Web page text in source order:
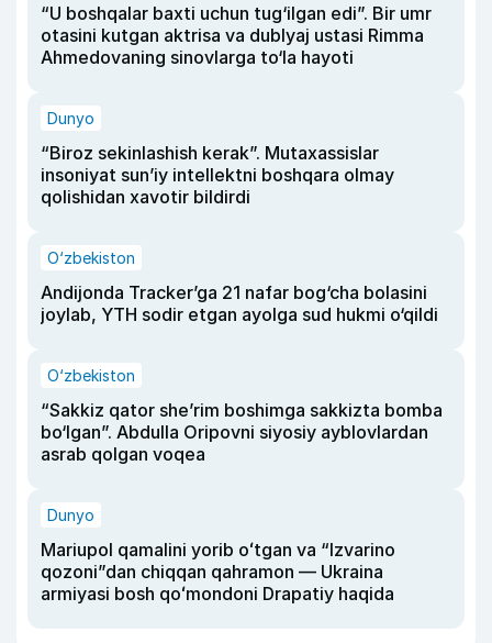
“U boshqalar baxti uchun tug‘ilgan edi”. Bir umr
otasini kutgan aktrisa va dublyaj ustasi Rimma
Ahmedovaning sinovlarga to‘la hayoti
Dunyo
“Biroz sekinlashish kerak”. Mutaxassislar
insoniyat sun’iy intellektni boshqara olmay
qolishidan xavotir bildirdi
O‘zbekiston
Andijonda Tracker’ga 21 nafar bog‘cha bolasini
joylab, YTH sodir etgan ayolga sud hukmi o‘qildi
O‘zbekiston
“Sakkiz qator she’rim boshimga sakkizta bomba
bo‘lgan”. Abdulla Oripovni siyosiy ayblovlardan
asrab qolgan voqea
Dunyo
Mariupol qamalini yorib oʻtgan va “Izvarino
qozoni”dan chiqqan qahramon — Ukraina
armiyasi bosh qoʻmondoni Drapatiy haqida